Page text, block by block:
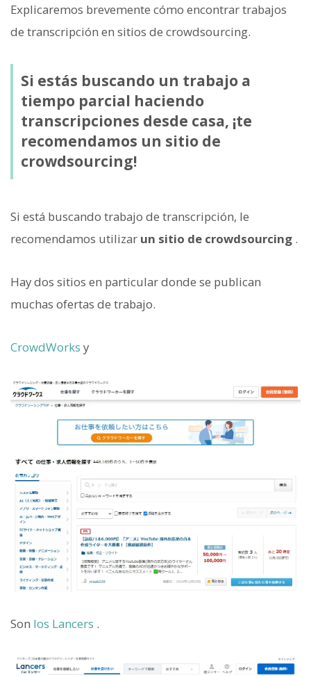
Explicaremos brevemente cómo encontrar trabajos
de transcripción en sitios de crowdsourcing.
Si estás buscando un trabajo a
tiempo parcial haciendo
transcripciones desde casa, ¡te
recomendamos un sitio de
crowdsourcing!
Si está buscando trabajo de transcripción, le
recomendamos utilizar un sitio de crowdsourcing .
Hay dos sitios en particular donde se publican
muchas ofertas de trabajo.
CrowdWorks y
Son los Lancers .